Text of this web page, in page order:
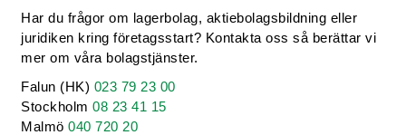
Har du frågor om lagerbolag, aktiebolagsbildning eller
juridiken kring företagsstart? Kontakta oss så berättar vi
mer om våra bolagstjänster.
Falun (HK) 023 79 23 00
Stockholm08 23 41 15
Malmö040 720 20